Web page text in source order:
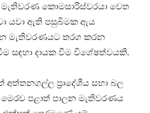
කොමසාරිස්වරයා වෙත
යවා ඇති පසුබිමක ඇය
මැතිවරණයට තරග කරන
සඳහා දායක වීම විශේෂත්වයකි.
ප්‍රාදේශීය සභා බල
පළාත් පාලන මැතිවරණය